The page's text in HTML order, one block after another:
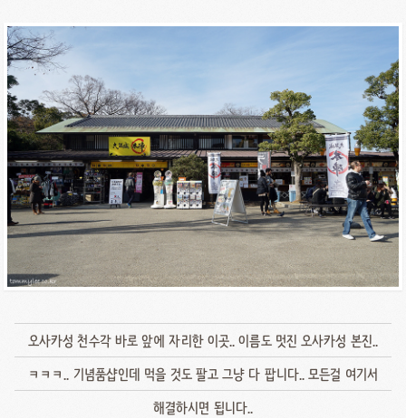
오사카성 천수각 바로 앞에 자리한 이곳.. 이름도 멋진 오사카성 본진..
ㅋㅋㅋ.. 기념품샵인데 먹을 것도 팔고 그냥 다 팝니다.. 모든걸 여기서
해결하시면 됩니다..